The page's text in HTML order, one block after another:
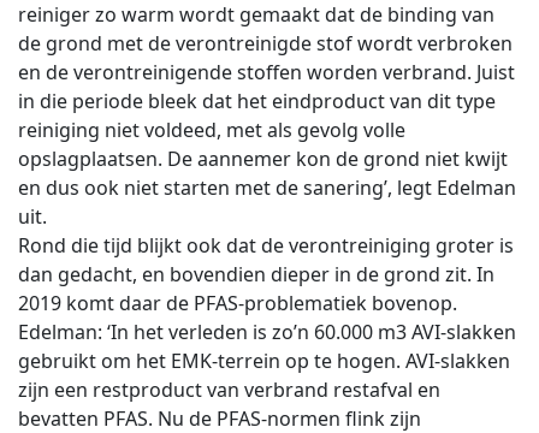
reiniger zo warm wordt gemaakt dat de binding van
de grond met de verontreinigde stof wordt verbroken
en de verontreinigende stoffen worden verbrand. Juist
in die periode bleek dat het eindproduct van dit type
reiniging niet voldeed, met als gevolg volle
opslagplaatsen. De aannemer kon de grond niet kwijt
en dus ook niet starten met de sanering’, legt Edelman
uit.
Rond die tijd blijkt ook dat de verontreiniging groter is
dan gedacht, en bovendien dieper in de grond zit. In
2019 komt daar de PFAS-problematiek bovenop.
Edelman: ‘In het verleden is zo’n 60.000 m3 AVI-slakken
gebruikt om het EMK-terrein op te hogen. AVI-slakken
zijn een restproduct van verbrand restafval en
bevatten PFAS. Nu de PFAS-normen flink zijn